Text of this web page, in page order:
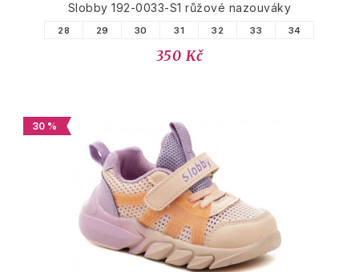
Slobby 192-0033-S1 růžové nazouváky
28 29 30 31 32 33 34
350 Kč
30 %